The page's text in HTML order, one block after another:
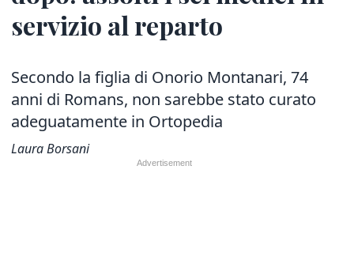
servizio al reparto
Secondo la figlia di Onorio Montanari, 74
anni di Romans, non sarebbe stato curato
adeguatamente in Ortopedia
Laura Borsani